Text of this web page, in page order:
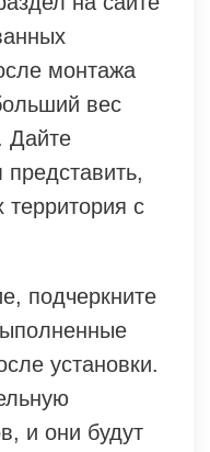
монтажа
вес
Дайте
территория с
подчеркните
установки.
и они будут